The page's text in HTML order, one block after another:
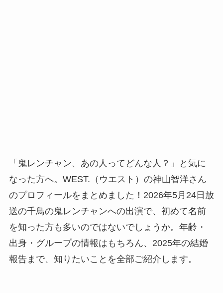
「鬼レンチャン、あの人ってどんな人？」と気に
なった方へ。WEST.（ウエスト）の神山智洋さん
のプロフィールをまとめました！2026年5月24日放
送の千鳥の鬼レンチャンへの出演で、初めて名前
を知った方も多いのではないでしょうか。年齢・
出身・グループの情報はもちろん、2025年の結婚
報告まで、知りたいことを全部ご紹介します。